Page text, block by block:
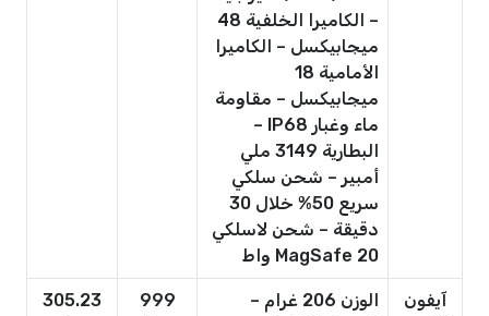
– الكاميرا الخلفية 48
ميجابيكسل – الكاميرا
الأمامية 18
ميجابيكسل – مقاومة
ماء وغبار IP68 –
البطارية 3149 ملي
أمبير – شحن سلكي
سريع 50% خلال 30
دقيقة – شحن لاسلكي
MagSafe 20 واط
آيفون
الوزن 206 غرام –
999
305.23